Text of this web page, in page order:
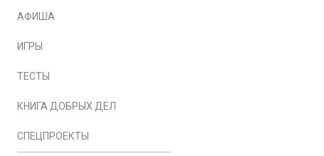
АФИША
ИГРЫ
ТЕСТЫ
КНИГА ДОБРЫХ ДЕЛ
СПЕЦПРОЕКТЫ